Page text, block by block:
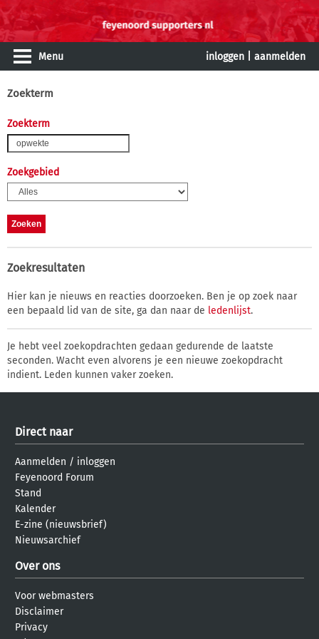
Menu inloggen aanmelden
Zoekterm
Zoekterm
Zoekgebied
Zoekresultaten
Hier kan je nieuws en reacties doorzoeken. Ben je op zoek naar
een bepaald lid van de site, ga dan naar de ledenlijst.
Je hebt veel zoekopdrachten gedaan gedurende de laatste
seconden. Wacht even alvorens je een nieuwe zoekopdracht
indient. Leden kunnen vaker zoeken.
Direct naar
Aanmelden / inloggen
Feyenoord Forum
Stand
Kalender
E-zine (nieuwsbrief)
Nieuwsarchief
Over ons
Voor webmasters
Disclaimer
Privacy